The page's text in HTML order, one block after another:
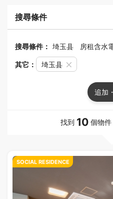
搜尋條件
搜尋條件： 埼玉县 房租含水
其它： 埼玉县
追加
找到 10 個物件
SOCIAL RESIDENCE